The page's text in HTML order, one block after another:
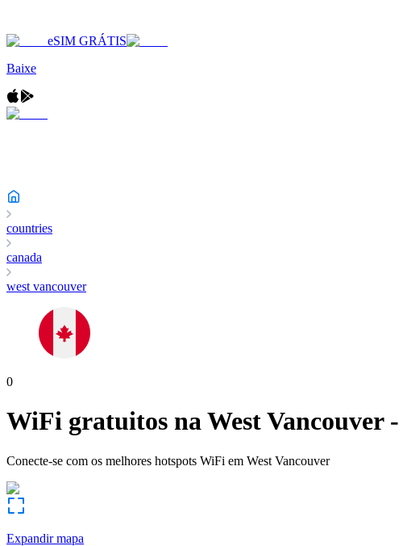
eSIM GRÁTIS
Baixe
countries
canada
west vancouver
0
WiFi gratuitos naWest Vancouver-
Conecte-se com os melhores hotspots WiFi em West Vancouver
Expandir mapa